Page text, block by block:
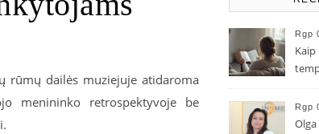
rūmų dailės muziejuje atidaroma
menininko retrospektyvoje be
.
Rgp
Rgp